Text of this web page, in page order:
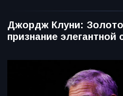
Джордж Клуни:
признание элегантной